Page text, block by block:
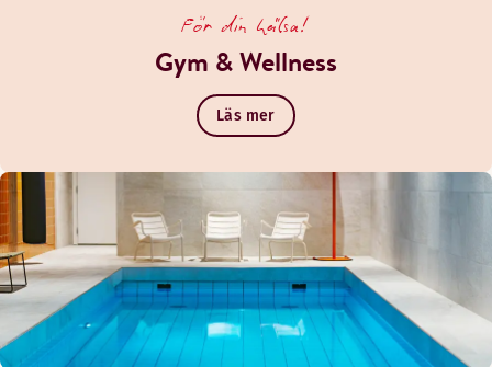
För din hälsa!
Gym & Wellness
Läs mer